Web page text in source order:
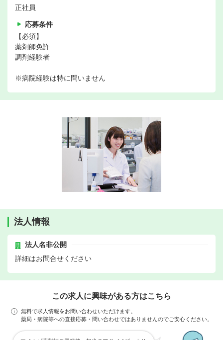
正社員
応募条件
【必須】
薬剤師免許
調剤経験者
※病院経験は特に問いません
法人情報
法人名非公開
詳細はお問合せください
この求人に興味がある方はこちら
無料で求人情報をお問い合わせいただけます。
薬局・病院等への直接応募・問い合わせではありませんのでご安心ください。